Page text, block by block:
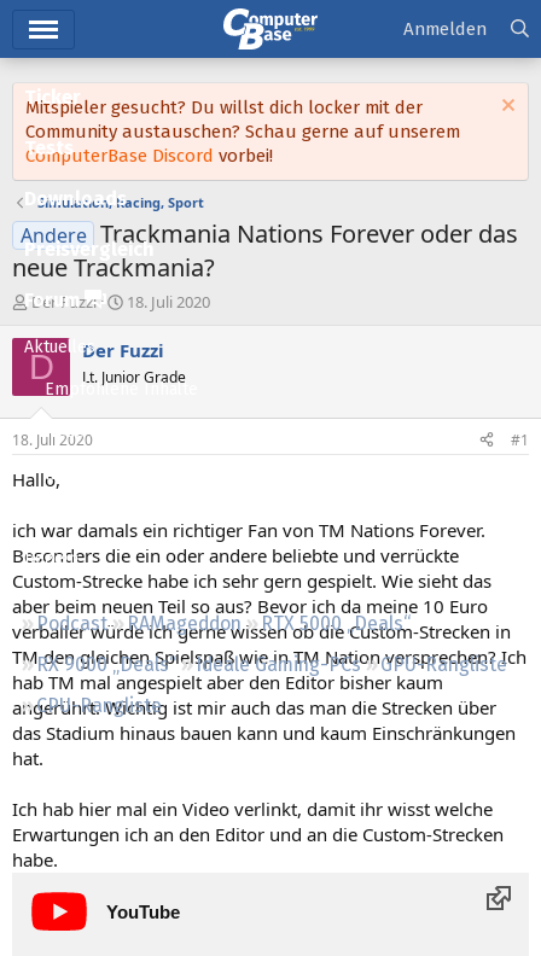
Ticker
Tests
Downloads
Preisvergleich
Forum
Aktuelles
Empfohlene Inhalte
Neue Beiträge
Neueste Aktivitäten
Regeln
Podcast RAMageddon
RTX 5000 „Deals“
RX 9000 „Deals“
Ideale Gaming-PCs
GPU-Rangliste
CPU-Rangliste
Anmelden
Mitspieler gesucht? Du willst dich locker mit der
Community austauschen? Schau gerne auf unserem
ComputerBase Discord vorbei!
Simulation, Racing, Sport
Andere Trackmania Nations Forever oder das
neue Trackmania?
E
s
e
r
Der Fuzzi
E
s
e
t
18. Juli 2020
D Der Fuzzi
Lt. Junior Grade
18. Juli 2020 #1
Hallo,
ich war damals ein richtiger Fan von TM Nations Forever.
Besonders die ein oder andere beliebte und verrückte
Custom-Strecke habe ich sehr gern gespielt. Wie sieht das
aber beim neuen Teil so aus? Bevor ich da meine 10 Euro
verballer würde ich gerne wissen ob die Custom-Strecken in
TM den gleichen Spielspaß wie in TM Nation versprechen? Ich
hab TM mal angespielt aber den Editor bisher kaum
angerührt. Wichtig ist mir auch das man die Strecken über
das Stadium hinaus bauen kann und kaum Einschränkungen
hat.
Ich hab hier mal ein Video verlinkt, damit ihr wisst welche
Erwartungen ich an den Editor und an die Custom-Strecken
habe.
YouTube